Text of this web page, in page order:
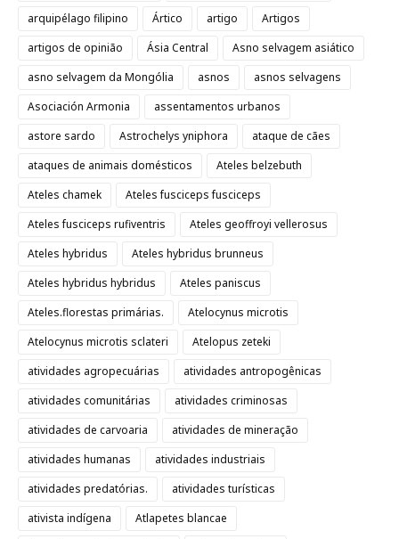
arquipélago filipino
Ártico artigo
Artigos
artigos de opinião
Ásia Central
Asno selvagem asiático
asno selvagem da Mongólia
asnos
asnos selvagens
Asociación Armonia
assentamentos urbanos
astore sardo
Astrochelys yniphora
ataque de cães
ataques de animais domésticos
Ateles belzebuth
Ateles chamek
Ateles fusciceps fusciceps
Ateles fusciceps rufiventris
Ateles geoffroyi vellerosus
Ateles hybridus
Ateles hybridus brunneus
Ateles hybridus hybridus
Ateles paniscus
Ateles.florestas primárias.
Atelocynus microtis
Atelocynus microtis sclateri
Atelopus zeteki
atividades agropecuárias
atividades antropogênicas
atividades comunitárias
atividades criminosas
atividades de carvoaria
atividades de mineração
atividades humanas
atividades industriais
atividades predatórias.
atividades turísticas
ativista indígena
Atlapetes blancae